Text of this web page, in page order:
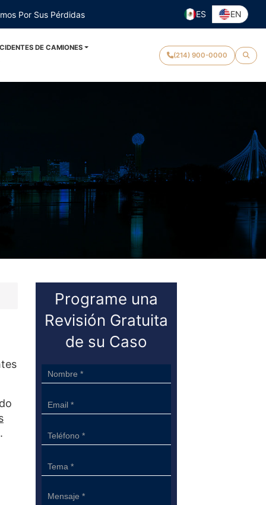
Por Sus Pérdidas ES EN
DE CAMIONES
(214) 900-0000
Programe una
Revisión Gratuita
de su Caso
Sidebar
Form